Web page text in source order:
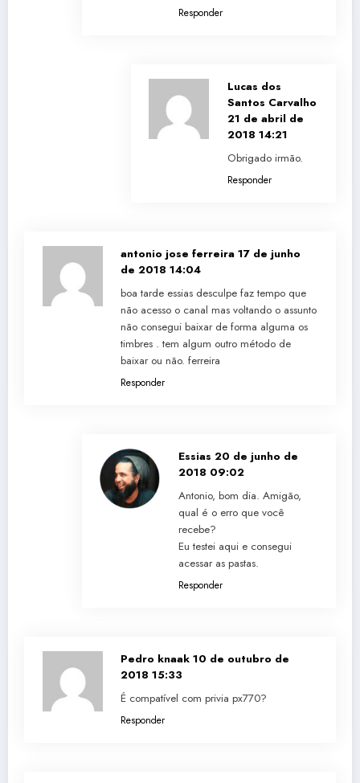
Responder
Lucas dos
Santos Carvalho
21 de abril de
2018 14:21
Obrigado irmão.
Responder
antonio jose ferreira 17 de junho
de 2018 14:04
boa tarde essias desculpe faz tempo que
não acesso o canal mas voltando o assunto
não consegui baixar de forma alguma os
timbres . tem algum outro método de
baixar ou não. ferreira
Responder
Essias 20 de junho de
2018 09:02
Antonio, bom dia. Amigão,
qual é o erro que você
recebe?
Eu testei aqui e consegui
acessar as pastas.
Responder
Pedro knaak 10 de outubro de
2018 15:33
É compatível com privia px770?
Responder